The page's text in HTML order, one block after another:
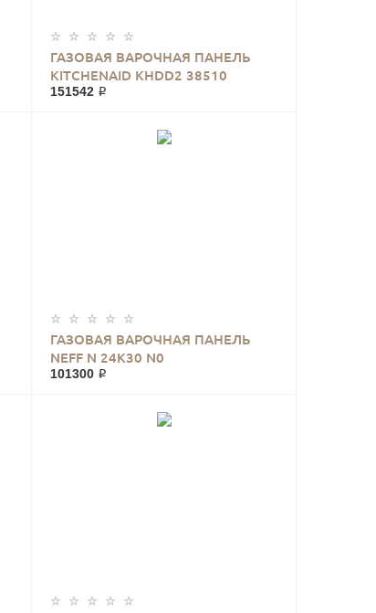
ГАЗОВАЯ ВАРОЧНАЯ ПАНЕЛЬ
KITCHENAID KHDD2 38510
151542 ₽
ГАЗОВАЯ ВАРОЧНАЯ ПАНЕЛЬ
NEFF N 24K30 N0
101300 ₽